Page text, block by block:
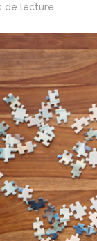
de lecture